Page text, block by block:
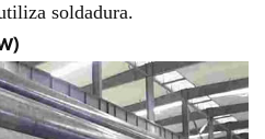
soldadura.